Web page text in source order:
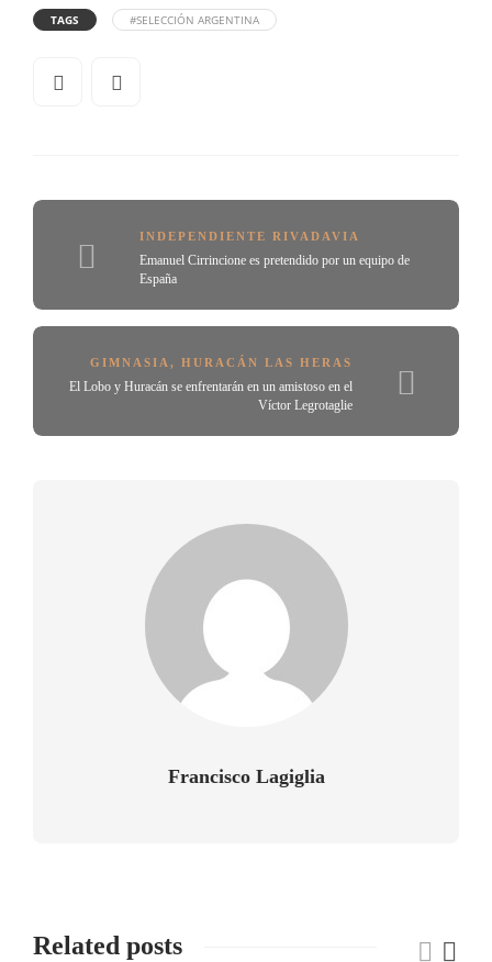
TAGS #SELECCIÓN ARGENTINA
INDEPENDIENTE RIVADAVIA
Emanuel Cirrincione es pretendido por un equipo de
España
GIMNASIA , HURACÁN LAS HERAS
El Lobo y Huracán se enfrentarán en un amistoso en el
Víctor Legrotaglie
Francisco Lagiglia
Related posts